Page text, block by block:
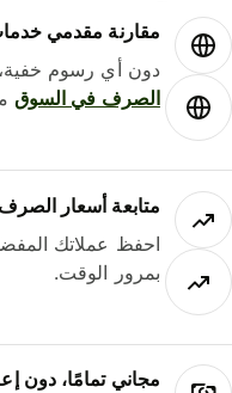
مقارنة مقدمي خدمات
دون أي رسوم خفية،
الصرف في السوقمع Wise.
متابعة أسعار الصرف
احفظ عملاتك
بمرور الوقت.
مجاني تمامًا، دون